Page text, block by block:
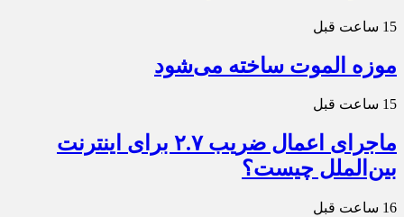
15 ساعت قبل
موزه الموت ساخته می‌شود
15 ساعت قبل
ماجرای اعمال ضریب ۲.۷ برای اینترنت
بین‌الملل چیست؟
16 ساعت قبل